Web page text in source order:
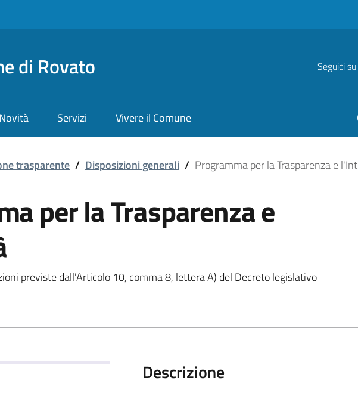
di Rovato Seguici su
Novità Servizi Vivere il Comune
la Trasparenza e l'Integrità
trasparente / Disposizioni generali / Programma per la Trasparenza e
per la Trasparenza e
previste dall'Articolo 10, comma 8, lettera A) del Decreto legislativo
Descrizione